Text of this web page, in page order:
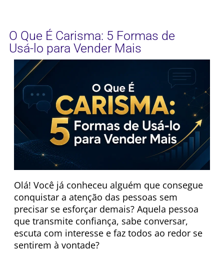
O Que É Carisma: 5 Formas de
Usá-lo para Vender Mais
Olá! Você já conheceu alguém que consegue
conquistar a atenção das pessoas sem
precisar se esforçar demais? Aquela pessoa
que transmite confiança, sabe conversar,
escuta com interesse e faz todos ao redor se
sentirem à vontade?